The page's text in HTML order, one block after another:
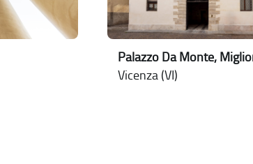
Palazzo Da Monte,
Vicenza (VI)